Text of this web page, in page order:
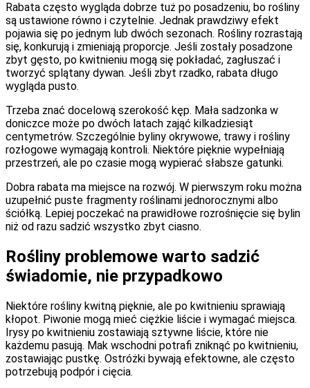
Rabata często wygląda dobrze tuż po posadzeniu, bo rośliny
są ustawione równo i czytelnie. Jednak prawdziwy efekt
pojawia się po jednym lub dwóch sezonach. Rośliny rozrastają
się, konkurują i zmieniają proporcje. Jeśli zostały posadzone
zbyt gęsto, po kwitnieniu mogą się pokładać, zagłuszać i
tworzyć splątany dywan. Jeśli zbyt rzadko, rabata długo
wygląda pusto.
Trzeba znać docelową szerokość kęp. Mała sadzonka w
doniczce może po dwóch latach zająć kilkadziesiąt
centymetrów. Szczególnie byliny okrywowe, trawy i rośliny
rozłogowe wymagają kontroli. Niektóre pięknie wypełniają
przestrzeń, ale po czasie mogą wypierać słabsze gatunki.
Dobra rabata ma miejsce na rozwój. W pierwszym roku można
uzupełnić puste fragmenty roślinami jednorocznymi albo
ściółką. Lepiej poczekać na prawidłowe rozrośnięcie się bylin
niż od razu sadzić wszystko zbyt ciasno.
Rośliny problemowe warto sadzić
świadomie, nie przypadkowo
Niektóre rośliny kwitną pięknie, ale po kwitnieniu sprawiają
kłopot. Piwonie mogą mieć ciężkie liście i wymagać miejsca.
Irysy po kwitnieniu zostawiają sztywne liście, które nie
każdemu pasują. Mak wschodni potrafi zniknąć po kwitnieniu,
zostawiając pustkę. Ostróżki bywają efektowne, ale często
potrzebują podpór i cięcia.